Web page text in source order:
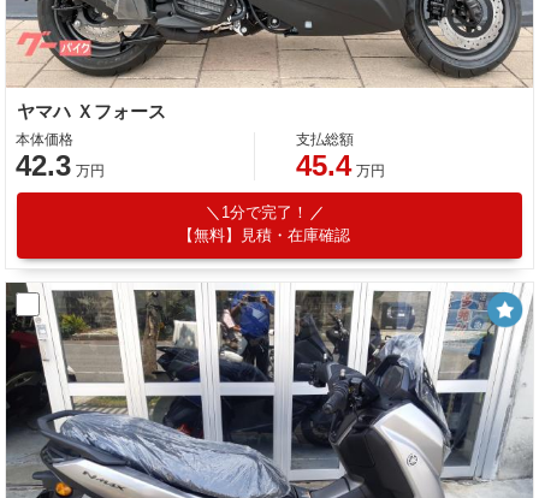
ヤマハ Ｘフォース
本体価格
42.3 万円
支払総額
45.4 万円
1分で完了！
【無料】見積・在庫確認